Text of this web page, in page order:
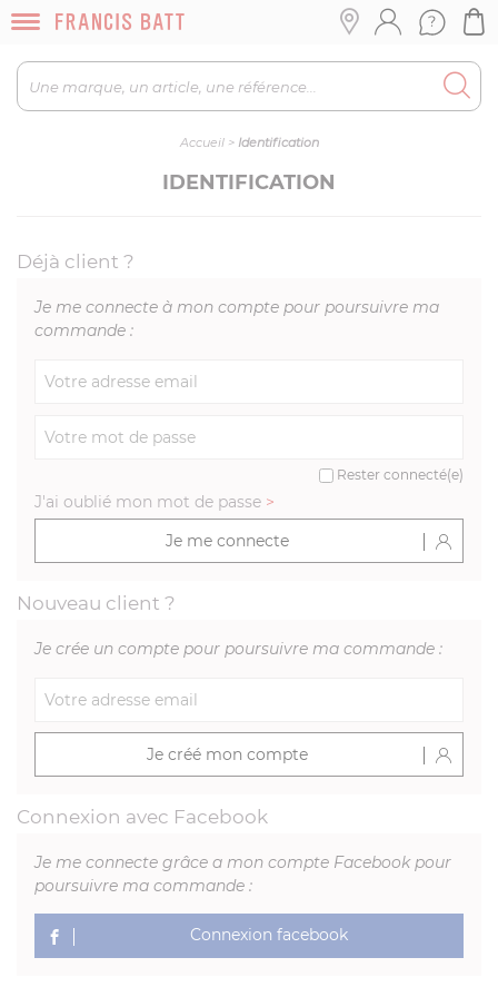
Accueil> Identification
IDENTIFICATION
Déjà client ?
Je me connecte à mon compte pour poursuivre ma
commande :
Rester connecté(e)
J'ai oublié mon mot de passe >
Je me connecte
Nouveau client ?
Je crée un compte pour poursuivre ma commande :
Je créé mon compte
Connexion avec Facebook
Je me connecte grâce a mon compte Facebook pour
poursuivre ma commande :
Connexion facebook